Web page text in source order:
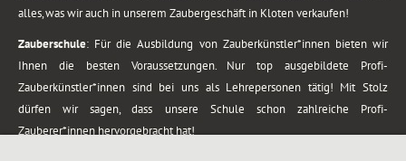
alles, was wir auch in unserem Zaubergeschäft in Kloten verkaufen!
Zauberschule: Für die Ausbildung von Zauberkünstler*innen bieten wir
Ihnen die besten Voraussetzungen. Nur top ausgebildete Profi-
Zauberkünstler*innen sind bei uns als Lehrepersonen tätig! Mit Stolz
dürfen wir sagen, dass unsere Schule schon zahlreiche Profi-
Zauberer*innen hervorgebracht hat!